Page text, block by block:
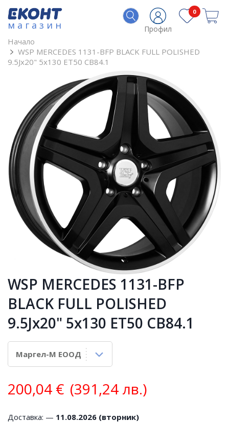
магазин Профил
0
Начало
WSP MERCEDES 1131-BFP BLACK FULL POLISHED
9.5Jx20" 5x130 ET50 CB84.1
WSP MERCEDES 1131-BFP
BLACK FULL POLISHED
9.5Jx20" 5x130 ET50 CB84.1
200,04 € (391,24 лв.)
Доставка: — 11.08.2026 (вторник)